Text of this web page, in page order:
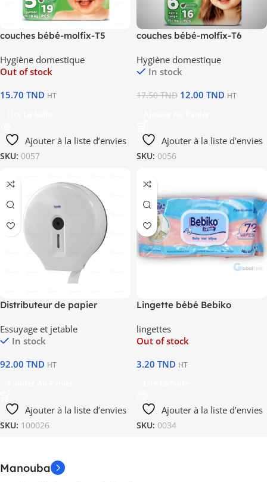
couches bébé-molfix-T5
Hygiène domestique
Out of stock
15.70 TND HT
Ajouter à la liste d’envies
SKU: 0057
couches bébé-molfix-T6
Hygiène domestique
In stock
17.50TND 12.00 TND HT
Ajouter à la liste d’envies
SKU: 0056
Distributeur de papier
blanc
Essuyage et jetable
In stock
92.00 TND HT
Ajouter à la liste d’envies
SKU: 100026
Lingette bébé Bebiko
lingettes
Out of stock
3.20 TND HT
Ajouter à la liste d’envies
SKU: 0034
Manouba